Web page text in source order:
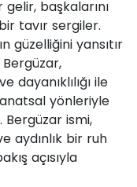
başkalarını
tavır sergiler.
güzelliğini yansıtır
dayanıklılığı ile
yönleriyle
Bergüzar ismi,
aydınlık bir ruh
açısıyla